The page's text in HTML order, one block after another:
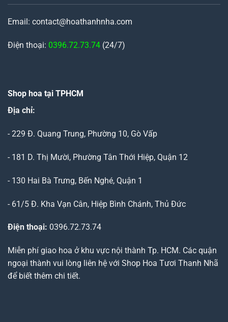
Email: contact@hoathanhnha.com
Điện thoại: 0396.72.73.74 (24/7)
Shop hoa tại TPHCM
Địa chỉ:
- 229 Đ. Quang Trung, Phường 10, Gò Vấp
- 181 D. Thị Mười, Phường Tân Thới Hiệp, Quận 12
- 130 Hai Bà Trưng, Bến Nghé, Quận 1
- 61/5 Đ. Kha Vạn Cân, Hiệp Bình Chánh, Thủ Đức
Điện thoại: 0396.72.73.74
Miễn phí giao hoa ở khu vực nội thành Tp. HCM. Các quận
ngoại thành vui lòng liên hệ với Shop Hoa Tươi Thanh Nhã
để biết thêm chi tiết.